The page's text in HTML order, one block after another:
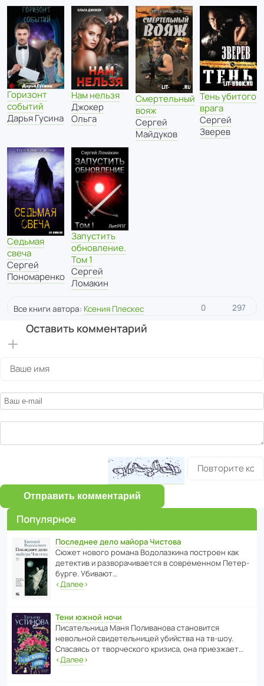
Горизонт
событий
Дарья Гусина
Нам нельзя
Джокер
Ольга
Смертельный
вояж
Сергей
Майдуков
Тень убитого
врага
Сергей
Зверев
Седьмая
свеча
Сергей
Пономаренко
Запустить
обновление.
Том 1
Сергей
Ломакин
Все книги автора: Ксения Плескес 0 297
Оставить комментарий
Отправить комментарий
Популярное
Последнее дело майора Чистова
Сюжет нового романа Водо­ла­з­кина пост­роен как
дете­ктив и разво­ра­чи­ва­ется в совре­менном Пете­р­
бурге. Убивают…
‹Далее›
Тени южной ночи
Писа­тель­ница Маня Поли­ва­нова стано­вится
невольной свиде­тель­ницей убийства на тв-шоу.
Спасаясь от твор­че­с­кого кризиса, она приезжает…
‹Далее›